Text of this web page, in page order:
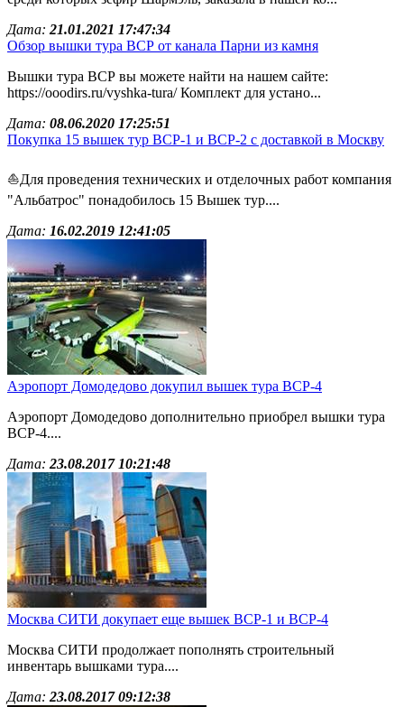
Дата: 21.01.2021 17:47:34
Обзор вышки тура ВСР от канала Парни из камня
Вышки тура ВСР вы можете найти на нашем сайте:
https://ooodirs.ru/vyshka-tura/ Комплект для устано...
Дата: 08.06.2020 17:25:51
Покупка 15 вышек тур ВСР-1 и ВСР-2 с доставкой в Москву
⛵Для проведения технических и отделочных работ компания
"Альбатрос" понадобилось 15 Вышек тур....
Дата: 16.02.2019 12:41:05
Аэропорт Домодедово докупил вышек тура ВСР-4
Аэропорт Домодедово дополнительно приобрел вышки тура
ВСР-4....
Дата: 23.08.2017 10:21:48
Москва СИТИ докупает еще вышек ВСР-1 и ВСР-4
Москва СИТИ продолжает пополнять строительный
инвентарь вышками тура....
Дата: 23.08.2017 09:12:38